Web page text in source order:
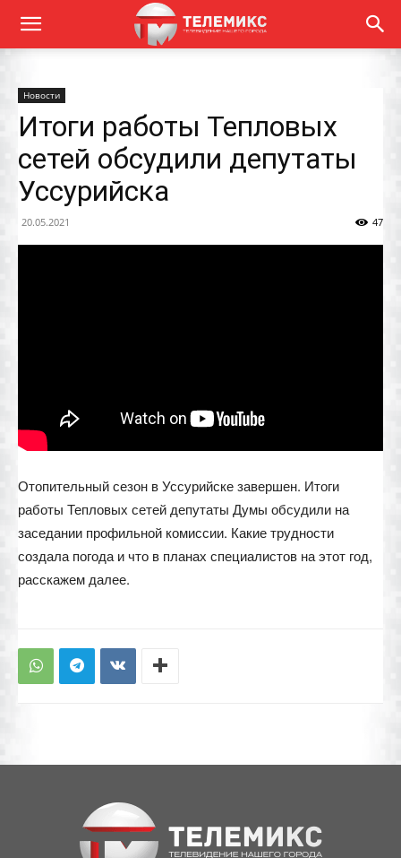
Новости
Итоги работы Тепловых
сетей обсудили депутаты
Уссурийска
20.05.2021 47
Отопительный сезон в Уссурийске завершен. Итоги
работы Тепловых сетей депутаты Думы обсудили на
заседании профильной комиссии. Какие трудности
создала погода и что в планах специалистов на этот год,
расскажем далее.